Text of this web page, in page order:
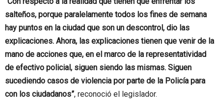
salteños, porque paralelamente todos los fines de semana
hay puntos en la ciudad que son un descontrol, dio las
explicaciones. Ahora, las explicaciones tienen que venir de la
mano de acciones que, en el marco de la representatividad
de efectivo policial, siguen siendo las mismas. Siguen
sucediendo casos de violencia por parte de la Policía para
con los ciudadanos”, reconoció el legislador.